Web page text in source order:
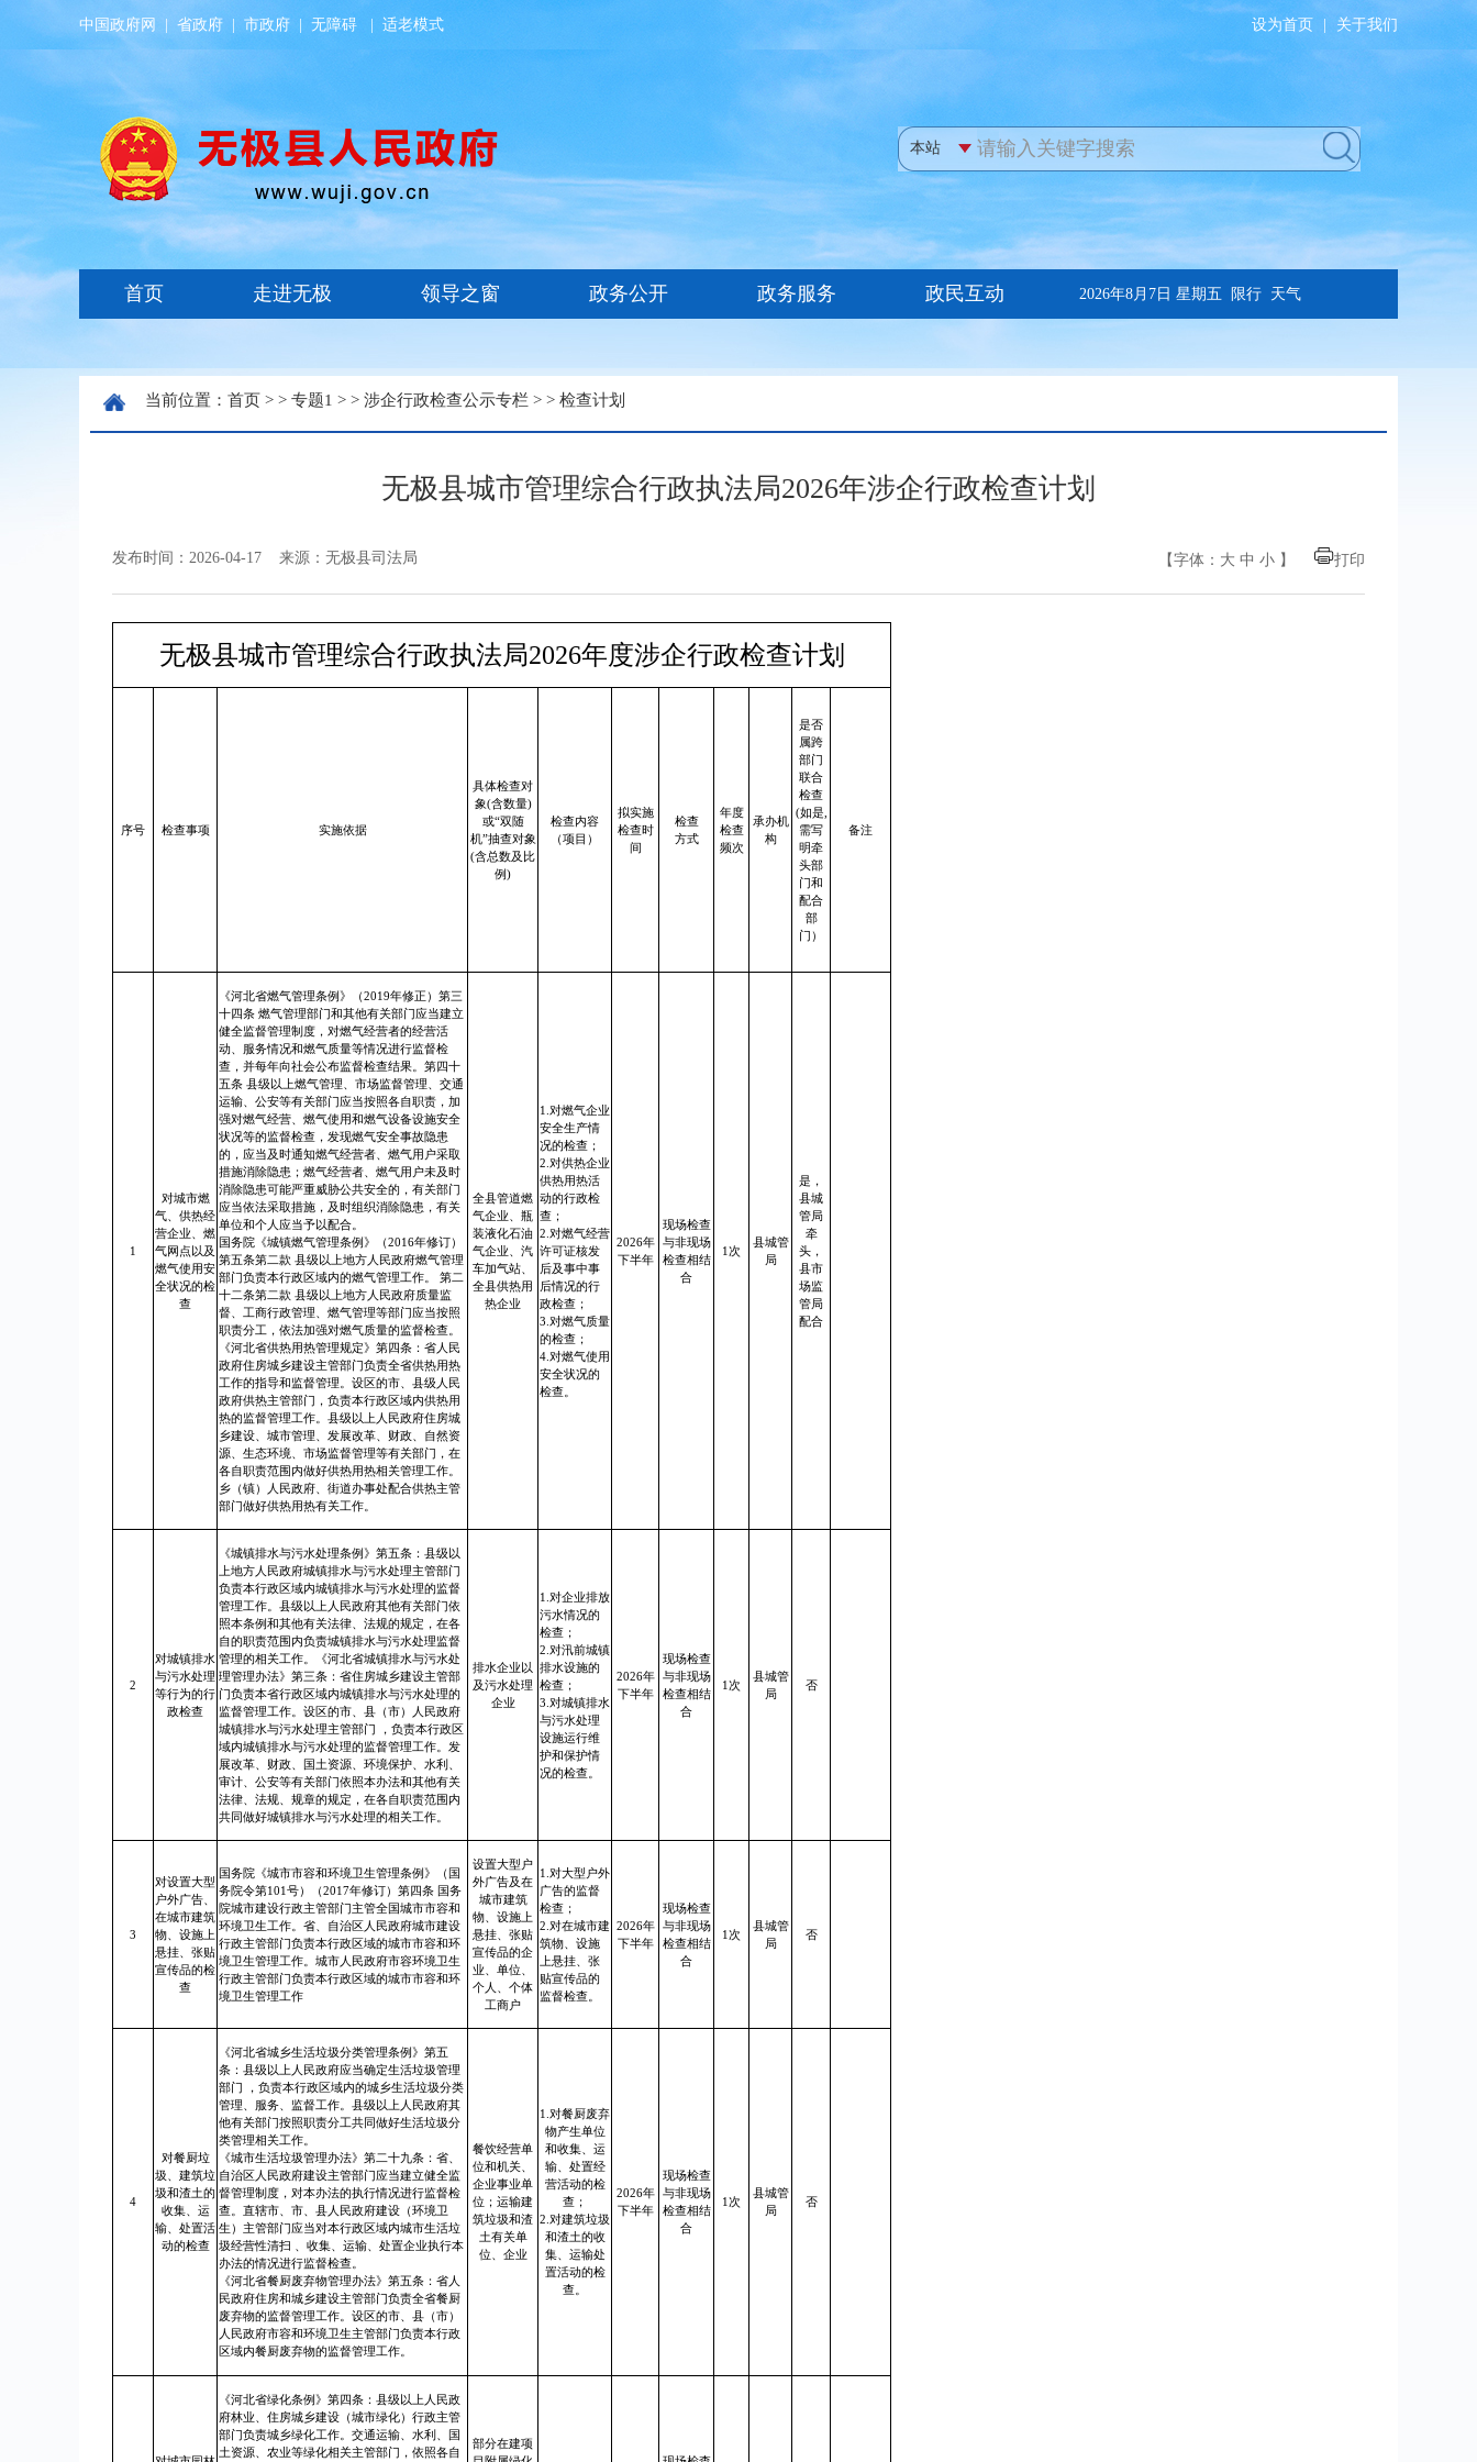
中国政府网 省政府 市政府 无障碍 适老模式 设为首页 关于我们
当前位置： 首页 > > 专题1 > > 涉企行政检查公示专栏 > > 检查计划
无极县城市管理综合行政执法局2026年涉企行政检查计划
发布时间：2026-04-17 来源：无极县司法局 【字体： 大 中 小 】 打印
无极县城市管理综合行政执法局2026年度涉企行政检查计划
序号 检查事项 实施依据
具体检查对
象(含数量)
或“双随
机”抽查对象
(含总数及比
例)
检查内容
（项目）
拟实施
检查时
间
检查
方式
年度
检查
频次
承办机
构
是否
属跨
部门
联合
检查
(如是,
需写
明牵
头部
门和
配合
部
门）
备注
1
对城市燃
气、供热经
营企业、燃
气网点以及
燃气使用安
全状况的检
查
《河北省燃气管理条例》（2019年修正）第三
十四条 燃气管理部门和其他有关部门应当建立
健全监督管理制度，对燃气经营者的经营活
动、服务情况和燃气质量等情况进行监督检
查，并每年向社会公布监督检查结果。第四十
五条 县级以上燃气管理、市场监督管理、交通
运输、公安等有关部门应当按照各自职责，加
强对燃气经营、燃气使用和燃气设备设施安全
状况等的监督检查，发现燃气安全事故隐患
的，应当及时通知燃气经营者、燃气用户采取
措施消除隐患；燃气经营者、燃气用户未及时
消除隐患可能严重威胁公共安全的，有关部门
应当依法采取措施，及时组织消除隐患，有关
单位和个人应当予以配合。
国务院《城镇燃气管理条例》（2016年修订）
第五条第二款 县级以上地方人民政府燃气管理
部门负责本行政区域内的燃气管理工作。 第二
十二条第二款 县级以上地方人民政府质量监
督、工商行政管理、燃气管理等部门应当按照
职责分工，依法加强对燃气质量的监督检查。
《河北省供热用热管理规定》第四条：省人民
政府住房城乡建设主管部门负责全省供热用热
工作的指导和监督管理。设区的市、县级人民
政府供热主管部门，负责本行政区域内供热用
热的监督管理工作。县级以上人民政府住房城
乡建设、城市管理、发展改革、财政、自然资
源、生态环境、市场监督管理等有关部门，在
各自职责范围内做好供热用热相关管理工作。
乡（镇）人民政府、街道办事处配合供热主管
部门做好供热用热有关工作。
全县管道燃
气企业、瓶
装液化石油
气企业、汽
车加气站、
全县供热用
热企业
1.对燃气企业
安全生产情
况的检查；
2.对供热企业
供热用热活
动的行政检
查；
2.对燃气经营
许可证核发
后及事中事
后情况的行
政检查；
3.对燃气质量
的检查；
4.对燃气使用
安全状况的
检查。
2026年
下半年
现场检查
与非现场
检查相结
合
1次
县城管
局
是，
县城
管局
牵
头，
县市
场监
管局
配合
2
对城镇排水
与污水处理
等行为的行
政检查
《城镇排水与污水处理条例》第五条：县级以
上地方人民政府城镇排水与污水处理主管部门
负责本行政区域内城镇排水与污水处理的监督
管理工作。县级以上人民政府其他有关部门依
照本条例和其他有关法律、法规的规定，在各
自的职责范围内负责城镇排水与污水处理监督
管理的相关工作。《河北省城镇排水与污水处
理管理办法》第三条：省住房城乡建设主管部
门负责本省行政区域内城镇排水与污水处理的
监督管理工作。设区的市、县（市）人民政府
城镇排水与污水处理主管部门 ，负责本行政区
域内城镇排水与污水处理的监督管理工作。发
展改革、财政、国土资源、环境保护、水利、
审计、公安等有关部门依照本办法和其他有关
法律、法规、规章的规定，在各自职责范围内
共同做好城镇排水与污水处理的相关工作。
排水企业以
及污水处理
企业
1.对企业排放
污水情况的
检查；
2.对汛前城镇
排水设施的
检查；
3.对城镇排水
与污水处理
设施运行维
护和保护情
况的检查。
2026年
下半年
现场检查
与非现场
检查相结
合
1次
县城管
局
否
3
对设置大型
户外广告、
在城市建筑
物、设施上
悬挂、张贴
宣传品的检
查
国务院《城市市容和环境卫生管理条例》（国
务院令第101号）（2017年修订）第四条 国务
院城市建设行政主管部门主管全国城市市容和
环境卫生工作。省、自治区人民政府城市建设
行政主管部门负责本行政区域的城市市容和环
境卫生管理工作。城市人民政府市容环境卫生
行政主管部门负责本行政区域的城市市容和环
境卫生管理工作
设置大型户
外广告及在
城市建筑
物、设施上
悬挂、张贴
宣传品的企
业、单位、
个人、个体
工商户
1.对大型户外
广告的监督
检查；
2.对在城市建
筑物、设施
上悬挂、张
贴宣传品的
监督检查。
2026年
下半年
现场检查
与非现场
检查相结
合
1次
县城管
局
否
4
对餐厨垃
圾、建筑垃
圾和渣土的
收集、运
输、处置活
动的检查
《河北省城乡生活垃圾分类管理条例》第五
条：县级以上人民政府应当确定生活垃圾管理
部门 ，负责本行政区域内的城乡生活垃圾分类
管理、服务、监督工作。县级以上人民政府其
他有关部门按照职责分工共同做好生活垃圾分
类管理相关工作。
《城市生活垃圾管理办法》第二十九条：省、
自治区人民政府建设主管部门应当建立健全监
督管理制度，对本办法的执行情况进行监督检
查。直辖市、市、县人民政府建设（环境卫
生）主管部门应当对本行政区域内城市生活垃
圾经营性清扫 、收集、运输、处置企业执行本
办法的情况进行监督检查。
《河北省餐厨废弃物管理办法》第五条：省人
民政府住房和城乡建设主管部门负责全省餐厨
废弃物的监督管理工作。设区的市、县（市）
人民政府市容和环境卫生主管部门负责本行政
区域内餐厨废弃物的监督管理工作。
餐饮经营单
位和机关、
企业事业单
位；运输建
筑垃圾和渣
土有关单
位、企业
1.对餐厨废弃
物产生单位
和收集、运
输、处置经
营活动的检
查；
2.对建筑垃圾
和渣土的收
集、运输处
置活动的检
查。
2026年
下半年
现场检查
与非现场
检查相结
合
1次
县城管
局
否
《河北省绿化条例》第四条：县级以上人民政
府林业、住房城乡建设（城市绿化）行政主管
部门负责城乡绿化工作。交通运输、水利、国
土资源、农业等绿化相关主管部门，依照各自
部分在建项